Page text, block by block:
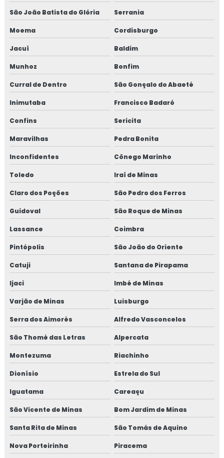
São João Batista do Glória Serrania
Moema Cordisburgo
Jacuí Baldim
Munhoz Bonfim
Curral de Dentro São Gonçalo do Abaeté
Inimutaba Francisco Badaró
Confins Sericita
Maravilhas Pedra Bonita
Inconfidentes Cônego Marinho
Toledo Iraí de Minas
Claro dos Poções São Pedro dos Ferros
Guidoval São Roque de Minas
Lassance Coimbra
Pintópolis São João do Oriente
Catuji Santana de Pirapama
Ijaci Imbé de Minas
Varjão de Minas Luisburgo
Serra dos Aimorés Alfredo Vasconcelos
São Thomé das Letras Alpercata
Montezuma Riachinho
Dionísio Estrela do Sul
Iguatama Careaçu
São Vicente de Minas Bom Jardim de Minas
Santa Rita de Minas São Tomás de Aquino
Nova Porteirinha Piracema